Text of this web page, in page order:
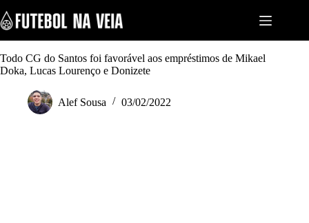
k
i
p
t
o
Todo CG do Santos foi favorável aos empréstimos de Mikael
Doka, Lucas Lourenço e Donizete
Alef Sousa 03/02/2022